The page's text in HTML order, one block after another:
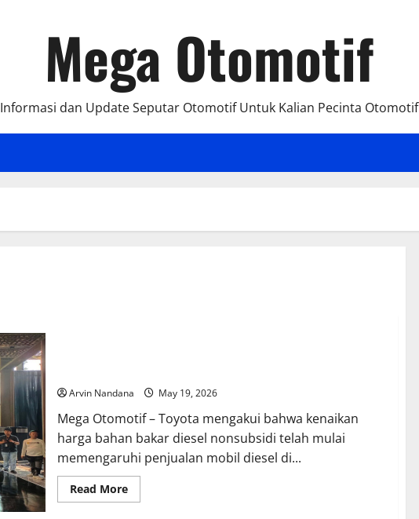
Mega Otomotif
Informasi dan Update Seputar Otomotif Untuk Kalian Pecinta Otomotif
Arvin Nandana May 19, 2026
Mega Otomotif – Toyota mengakui bahwa kenaikan
harga bahan bakar diesel nonsubsidi telah mulai
memengaruhi penjualan mobil diesel di...
Read MoreRead
more